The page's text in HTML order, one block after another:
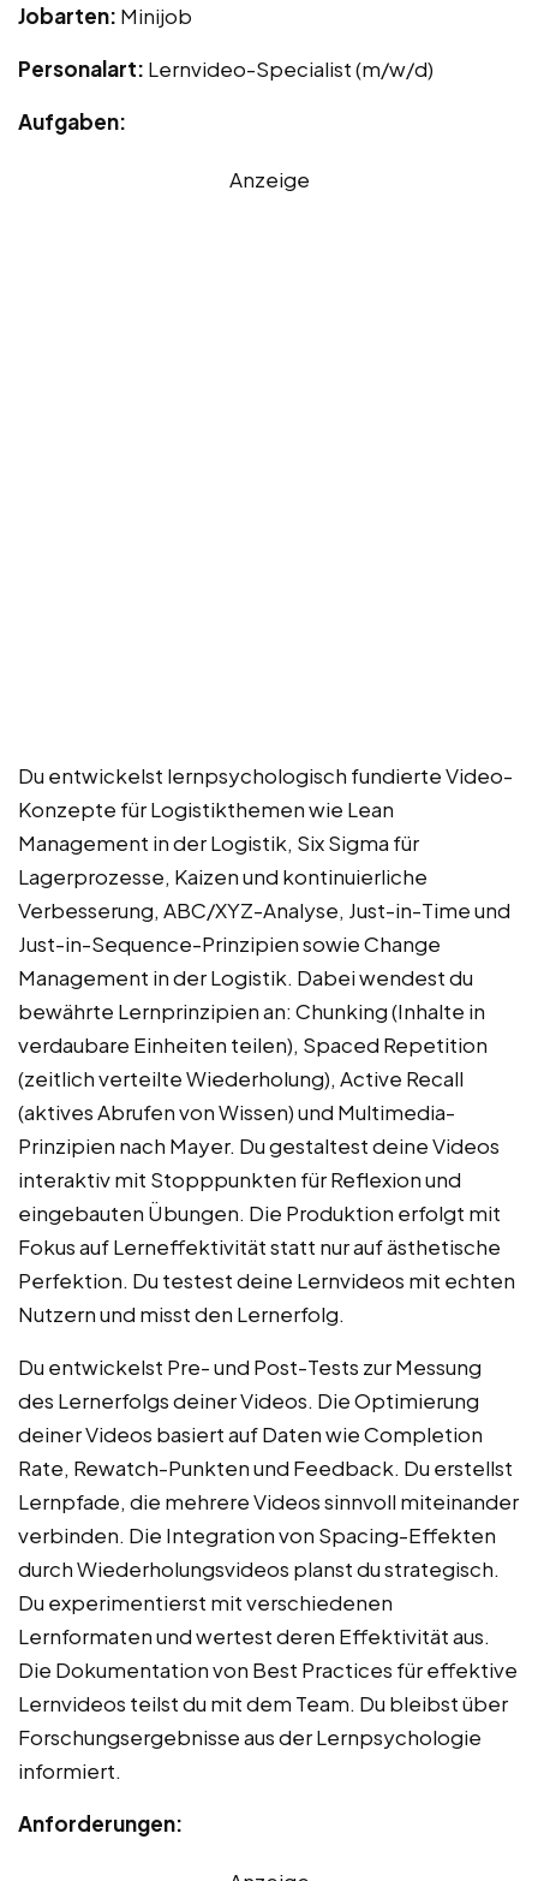
Jobarten: Minijob
Personalart: Lernvideo-Specialist (m/w/d)
Aufgaben:
Anzeige
Du entwickelst lernpsychologisch fundierte Video-
Konzepte für Logistikthemen wie Lean
Management in der Logistik, Six Sigma für
Lagerprozesse, Kaizen und kontinuierliche
Verbesserung, ABC/XYZ-Analyse, Just-in-Time und
Just-in-Sequence-Prinzipien sowie Change
Management in der Logistik. Dabei wendest du
bewährte Lernprinzipien an: Chunking (Inhalte in
verdaubare Einheiten teilen), Spaced Repetition
(zeitlich verteilte Wiederholung), Active Recall
(aktives Abrufen von Wissen) und Multimedia-
Prinzipien nach Mayer. Du gestaltest deine Videos
interaktiv mit Stopppunkten für Reflexion und
eingebauten Übungen. Die Produktion erfolgt mit
Fokus auf Lerneffektivität statt nur auf ästhetische
Perfektion. Du testest deine Lernvideos mit echten
Nutzern und misst den Lernerfolg.
Du entwickelst Pre- und Post-Tests zur Messung
des Lernerfolgs deiner Videos. Die Optimierung
deiner Videos basiert auf Daten wie Completion
Rate, Rewatch-Punkten und Feedback. Du erstellst
Lernpfade, die mehrere Videos sinnvoll miteinander
verbinden. Die Integration von Spacing-Effekten
durch Wiederholungsvideos planst du strategisch.
Du experimentierst mit verschiedenen
Lernformaten und wertest deren Effektivität aus.
Die Dokumentation von Best Practices für effektive
Lernvideos teilst du mit dem Team. Du bleibst über
Forschungsergebnisse aus der Lernpsychologie
informiert.
Anforderungen: